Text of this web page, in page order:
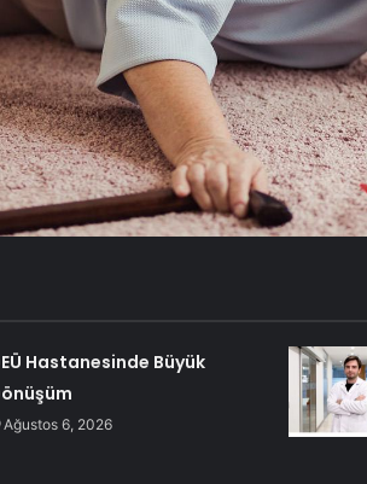
Hastanesinde Büyük
Ağustos 6, 2026